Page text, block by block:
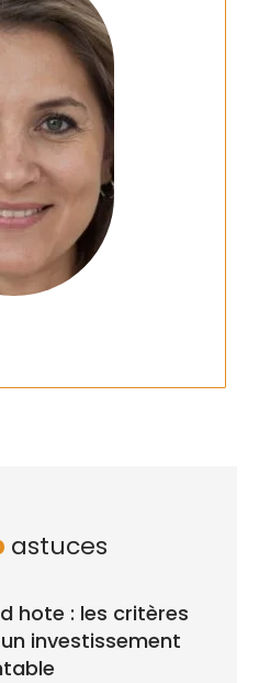
astuces
hote : les critères
investissement